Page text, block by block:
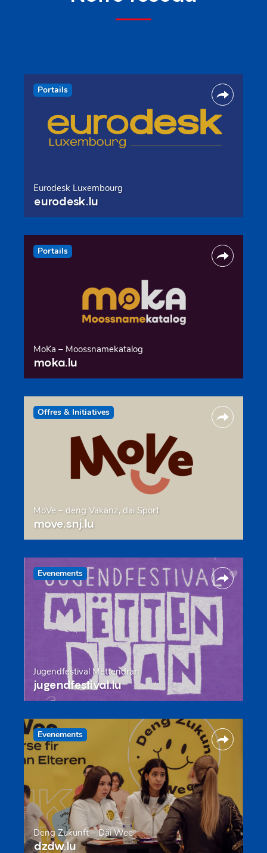
Portails
Eurodesk Luxembourg
eurodesk.lu
Portails
MoKa – Moossnamekatalog
moka.lu
Offres & Initiatives
MoVe – deng Vakanz, däi Sport
move.snj.lu
Evenements
Jugendfestival Mëttendran
jugendfestival.lu
Evenements
Deng Zukunft – Däi Wee
dzdw.lu